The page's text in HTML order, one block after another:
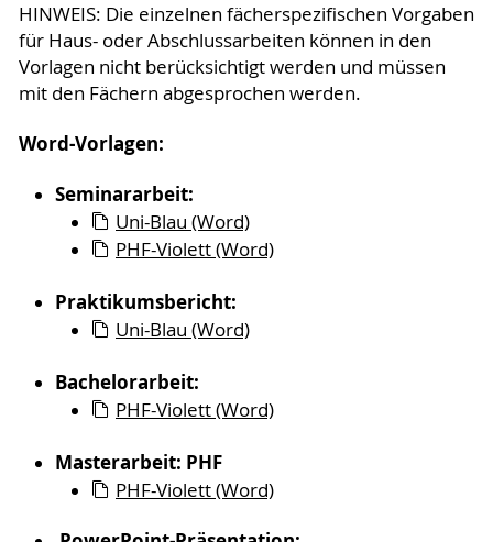
HINWEIS: Die einzelnen fächerspezifischen Vorgaben
für Haus- oder Abschlussarbeiten können in den
Vorlagen nicht berücksichtigt werden und müssen
mit den Fächern abgesprochen werden.
Word-Vorlagen:
Seminararbeit:
Uni-Blau (Word)
PHF-Violett (Word)
Praktikumsbericht:
Uni-Blau (Word)
Bachelorarbeit:
PHF-Violett (Word)
Masterarbeit: PHF
PHF-Violett (Word)